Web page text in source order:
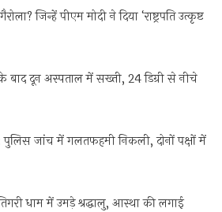
जिन्हें पीएम मोदी ने दिया ‘राष्ट्रपति उत्कृष्ट
बाद दून अस्पताल में सख्ती, 24 डिग्री से नीचे
जांच में गलतफहमी निकली, दोनों पक्षों में
धाम में उमड़े श्रद्धालु, आस्था की लगाई